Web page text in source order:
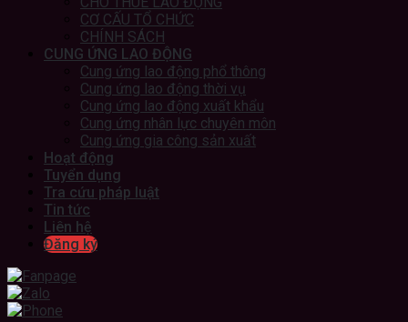
CƠ CẤU TỔ CHỨC
CHÍNH SÁCH
CUNG ỨNG LAO ĐỘNG
Cung ứng lao động phổ thông
Cung ứng lao động thời vụ
Cung ứng lao động xuất khẩu
Cung ứng nhân lực chuyên môn
Cung ứng gia công sản xuất
Hoạt động
Tuyển dụng
Tra cứu pháp luật
Tin tức
Liên hệ
Đăng ký